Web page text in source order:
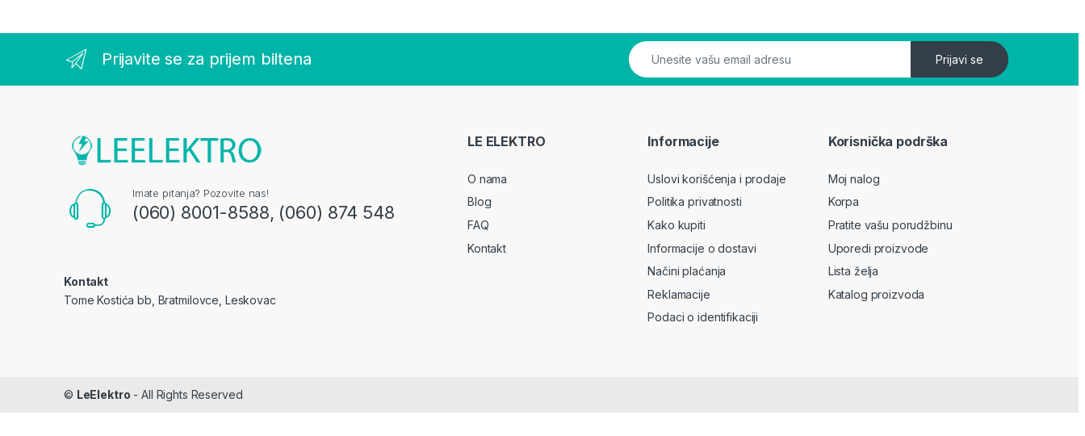
Prijavite se za prijem biltena Prijavi se
Imate pitanja? Pozovite nas!
(060) 8001-8588, (060) 874 548
Kontakt
Tome Kostića bb, Bratmilovce, Leskovac
LE ELEKTRO
O nama
Blog
FAQ
Kontakt
Informacije
Uslovi korišćenja i prodaje
Politika privatnosti
Kako kupiti
Informacije o dostavi
Načini plaćanja
Reklamacije
Podaci o identifikaciji
Korisnička podrška
Moj nalog
Korpa
Pratite vašu porudžbinu
Uporedi proizvode
Lista želja
Katalog proizvoda
© LeElektro - All Rights Reserved